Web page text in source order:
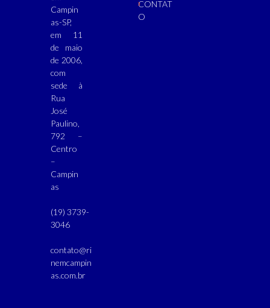
Campin
as-SP,
em 11
de maio
de 2006,
com
sede à
Rua
José
Paulino,
792 –
Centro
–
Campin
as
(19) 3739-
3046
contato@ri
nemcampin
as.com.br
CONTAT
O